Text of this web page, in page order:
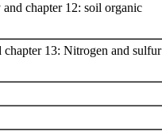
chapter 12: soil organic
chapter 13: Nitrogen and sulfur